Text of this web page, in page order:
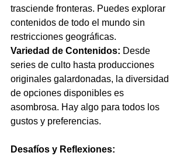
trasciende fronteras. Puedes explorar
contenidos de todo el mundo sin
restricciones geográficas.
Variedad de Contenidos: Desde
series de culto hasta producciones
originales galardonadas, la diversidad
de opciones disponibles es
asombrosa. Hay algo para todos los
gustos y preferencias.
Desafíos y Reflexiones: